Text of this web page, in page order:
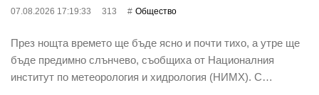
07.08.2026 17:19:33 313 Общество
През нощта времето ще бъде ясно и почти тихо, а утре ще
бъде предимно слънчево, съобщиха от Националния
институт по метеорология и хидрология (НИМХ). С…